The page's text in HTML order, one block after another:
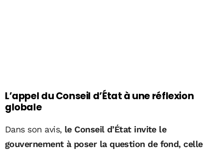
L’appel du Conseil d’État à une réflexion
globale
Dans son avis, le Conseil d’État invite le
gouvernement à poser la question de fond, celle